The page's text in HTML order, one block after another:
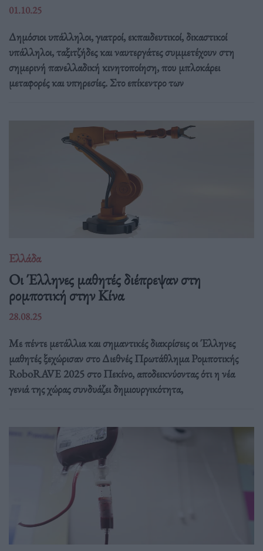
01.10.25
Δημόσιοι υπάλληλοι, γιατροί, εκπαιδευτικοί, δικαστικοί
υπάλληλοι, ταξιτζήδες και ναυτεργάτες συμμετέχουν στη
σημερινή πανελλαδική κινητοποίηση, που μπλοκάρει
μεταφορές και υπηρεσίες. Στο επίκεντρο των
Ελλάδα
Οι Έλληνες μαθητές διέπρεψαν στη
ρομποτική στην Κίνα
28.08.25
Με πέντε μετάλλια και σημαντικές διακρίσεις οι Έλληνες
μαθητές ξεχώρισαν στο Διεθνές Πρωτάθλημα Ρομποτικής
RoboRAVE 2025 στο Πεκίνο, αποδεικνύοντας ότι η νέα
γενιά της χώρας συνδυάζει δημιουργικότητα,